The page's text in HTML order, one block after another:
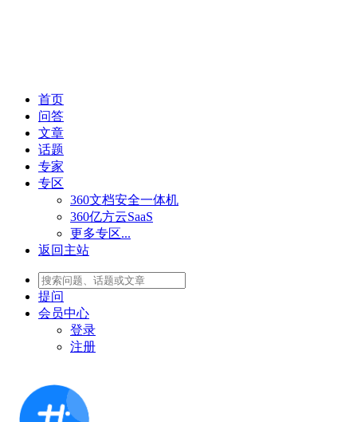
首页
问答
文章
话题
专家
专区
360文档安全一体机
360亿方云SaaS
更多专区...
返回主站
提问
会员中心
登录
注册